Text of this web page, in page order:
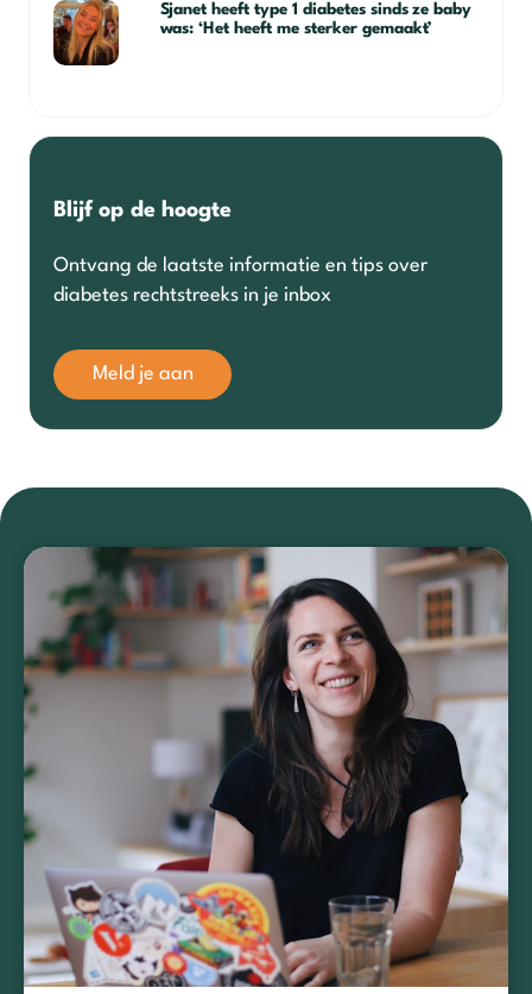
Sjanet heeft type 1 diabetes sinds ze baby
was: ‘Het heeft me sterker gemaakt’
Blijf op de hoogte
Ontvang de laatste informatie en tips over
diabetes rechtstreeks in je inbox
Meld je aan